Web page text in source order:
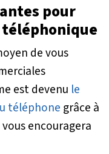
pour
de vous
est devenu le
téléphone grâce à
encouragera